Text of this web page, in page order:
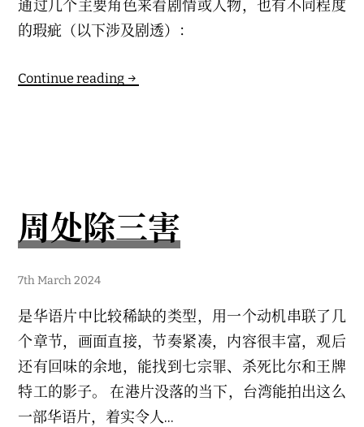
通过几个主要角色来看剧情或人物，也有不同程度
的瑕疵（以下涉及剧透）：
Continue reading唐
周处除三害
7
M
a
r
c
h
2
0
7th March 2024
是华语片中比较稀缺的类型，用一个动机串联了几
个章节，画面直接，节奏紧凑，内容很丰富，观后
还有回味的余地，能找到七宗罪、杀死比尔和王牌
特工的影子。 在港片没落的当下，台湾能拍出这么
一部华语片，着实令人...